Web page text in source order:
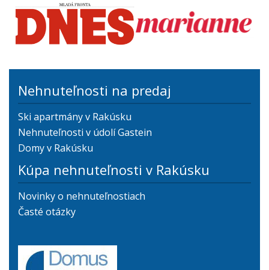
Nehnuteľnosti na predaj
Ski apartmány v Rakúsku
Nehnuteľnosti v údolí Gastein
Domy v Rakúsku
Kúpa nehnuteľnosti v Rakúsku
Novinky o nehnuteľnostiach
Časté otázky